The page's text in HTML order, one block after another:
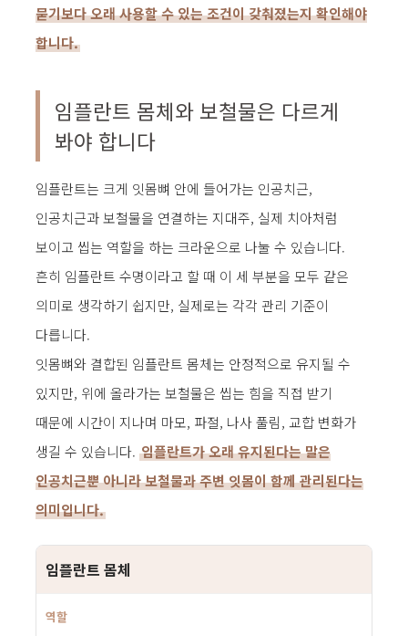
묻기보다 오래 사용할 수 있는 조건이 갖춰졌는지 확인해야
합니다.
임플란트 몸체와 보철물은 다르게
봐야 합니다
임플란트는 크게 잇몸뼈 안에 들어가는 인공치근,
인공치근과 보철물을 연결하는 지대주, 실제 치아처럼
보이고 씹는 역할을 하는 크라운으로 나눌 수 있습니다.
흔히 임플란트 수명이라고 할 때 이 세 부분을 모두 같은
의미로 생각하기 쉽지만, 실제로는 각각 관리 기준이
다릅니다.
잇몸뼈와 결합된 임플란트 몸체는 안정적으로 유지될 수
있지만, 위에 올라가는 보철물은 씹는 힘을 직접 받기
때문에 시간이 지나며 마모, 파절, 나사 풀림, 교합 변화가
생길 수 있습니다. 임플란트가 오래 유지된다는 말은
인공치근뿐 아니라 보철물과 주변 잇몸이 함께 관리된다는
의미입니다.
임플란트 몸체